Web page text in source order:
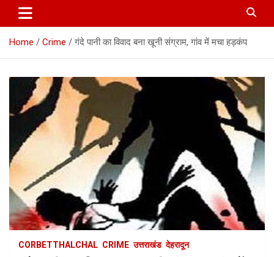
Home Crime गंदे पानी का विवाद बना खूनी संग्राम, गांव में मचा हड़कंप
CORBETTHALCHAL CRIME उत्तराखंड देहरादून